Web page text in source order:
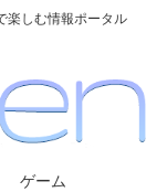
楽しむ情報ポータル
ゲーム